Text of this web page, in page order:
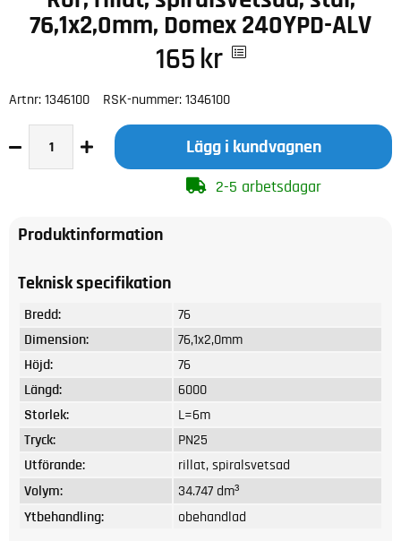
76,1x2,0mm, Domex 240YPD-ALV
165 kr
Artnr: 1346100 RSK-nummer: 1346100
Lägg i kundvagnen
2-5 arbetsdagar
Produktinformation
Teknisk specifikation
Bredd:
76
Dimension:
76,1x2,0mm
Höjd:
76
Längd:
6000
Storlek:
L=6m
Tryck:
PN25
Utförande:
rillat, spiralsvetsad
Volym:
34.747 dm³
Ytbehandling:
obehandlad